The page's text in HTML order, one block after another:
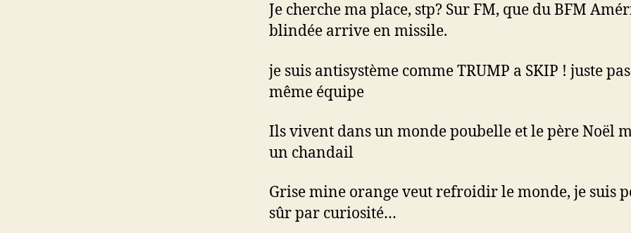
Je cherche ma place, stp? Sur FM, que du BFM
blindée arrive en missile.
je suis antisystème comme TRUMP a SKIP ! juste
même équipe
Ils vivent dans un monde poubelle et le père Noël
un chandail
Grise mine orange veut refroidir le monde, je suis
sûr par curiosité…